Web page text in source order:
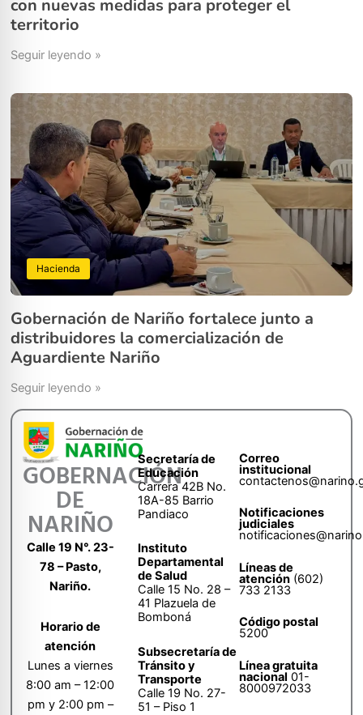
con nuevas medidas para proteger el
territorio
Seguir leyendo »
Hacienda
Gobernación de Nariño fortalece junto a
distribuidores la comercialización de
Aguardiente Nariño
Seguir leyendo »
GOBERNACIÓN
DE
NARIÑO
Calle 19 N°. 23-
78 – Pasto,
Nariño.
Horario de
atención
Lunes a viernes
8:00 am – 12:00
pm y 2:00 pm –
Secretaría de
Educación
Carrera 42B No.
18A-85 Barrio
Pandiaco
Instituto
Departamental
de Salud
Calle 15 No. 28 –
41 Plazuela de
Bomboná
Subsecretaría de
Tránsito y
Transporte
Calle 19 No. 27-
51 – Piso 1
Correo
institucional
Notificaciones
judiciales
Líneas de
atención (602)
733 2133
Código postal
5200
Línea gratuita
nacional 01-
8000972033